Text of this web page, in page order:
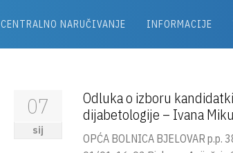
CENTRALNO NARUČIVANJE INFORMACIJE
07
sij
Odluka o izboru
dijabetologije – Ivana
OPĆA BOLNICA BJELOVAR